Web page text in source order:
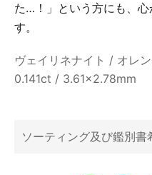
た…！」という方にも、
す。
ヴェイリネナイト / オレ
0.141ct / 3.61x2.78mm
ソーティング及び鑑別書